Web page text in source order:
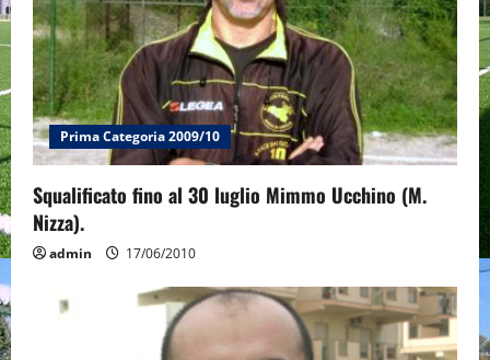
Prima Categoria 2009/10
Squalificato fino al 30 luglio Mimmo Ucchino (M.
Nizza).
admin 17/06/2010